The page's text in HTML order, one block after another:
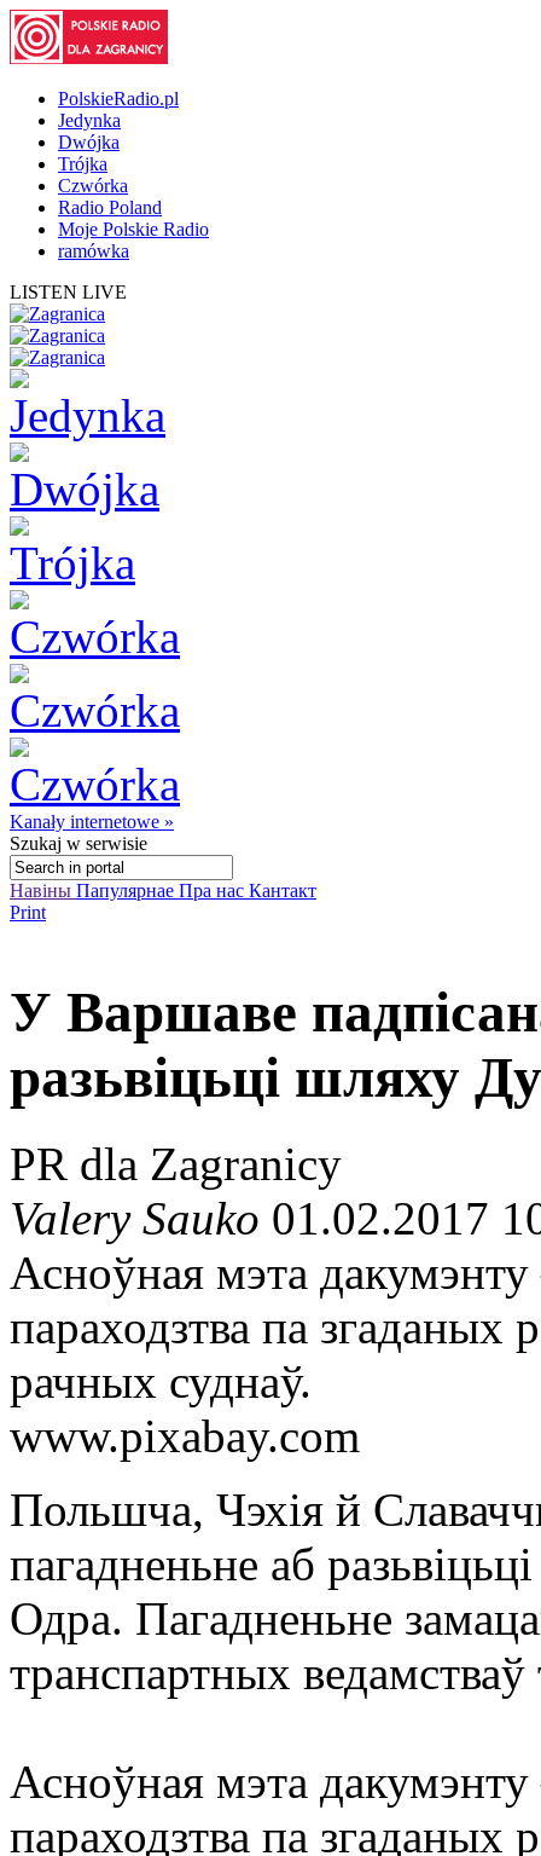
PolskieRadio.pl
Jedynka
Dwójka
Trójka
Czwórka
Radio Poland
Moje Polskie Radio
ramówka
LISTEN LIVE
Kanały internetowe »
Szukaj w serwisie
Навіны Папулярнае Пра нас Кантакт
Print
У Варшаве
разьвіцьці шляху
PR dla Zagranicy
Valery Sauko 01.02.2017
Асноўная мэта
параходзтва па згаданых
рачных суднаў.
www.pixabay.com
Польшча, Чэхія й
пагадненьне аб
Одра. Пагадненьне
транспартных ведамстваў
Асноўная мэта
параходзтва па згаданых